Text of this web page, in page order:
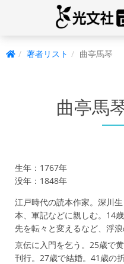
著者リスト 曲亭馬琴
曲亭馬
生年：1767年
没年：1848年
江戸時代の読本作家。深川
本、軍記などに親しむ。14
先を転々と変えるなど、浮
京伝に入門を乞う。25歳で
刊行。27歳で結婚。41歳の